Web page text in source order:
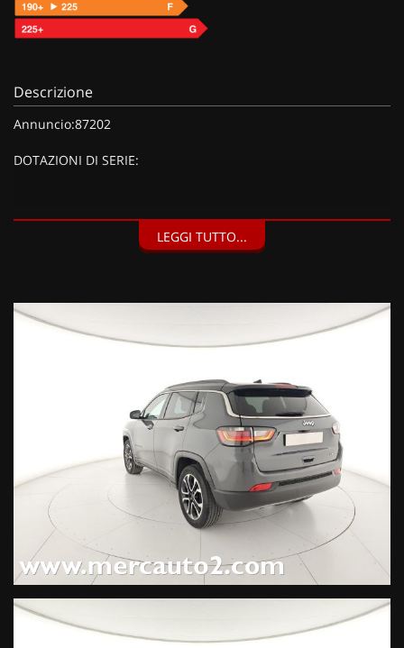
Descrizione
Annuncio:87202
DOTAZIONI DI SERIE:
Vernice metallizzata Graphite Grey con tetto nero (1250 EUR),
LEGGI TUTTO...